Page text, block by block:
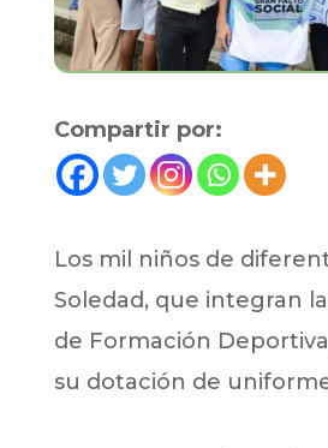
Compartir por:
Los mil niños de
Soledad, que integran
de Formación
su dotación de